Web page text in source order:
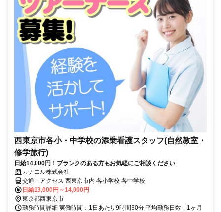
西東京市各小・中学校の添乗看護スタッフ(自然教室・
修学旅行)
日給14,000円！ブランクのある方もお気軽にご相談ください
カナエル株式会社
交通・アクセス 西東京市内 各小学校 各中学校
日給13,000円～14,000円
東京都西東京市
勤務時間詳細 実働時間：1日あたり9時間30分 平均勤務日数：1ヶ月